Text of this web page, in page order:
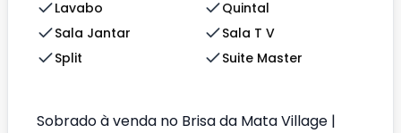
Lavabo
Quintal
Sala Jantar
Sala T V
Split
Suite Master
Sobrado à venda no Brisa da Mata Village |